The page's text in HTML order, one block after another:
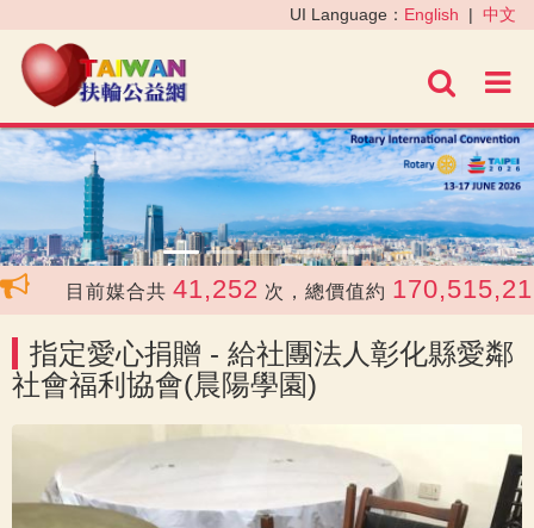
進階
UI Language： English | 中文
‹ ›
目前媒合共 41,252 次，總價值約 170,515,211
指定愛心捐贈 - 給社團法人彰化縣愛鄰
社會福利協會(晨陽學園)